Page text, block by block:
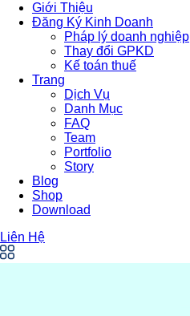
Giới Thiệu
Đăng Ký Kinh Doanh
Pháp lý doanh nghiệp
Thay đổi GPKD
Kế toán thuế
Trang
Dịch Vụ
Danh Mục
FAQ
Team
Portfolio
Story
Blog
Shop
Download
Liên Hệ